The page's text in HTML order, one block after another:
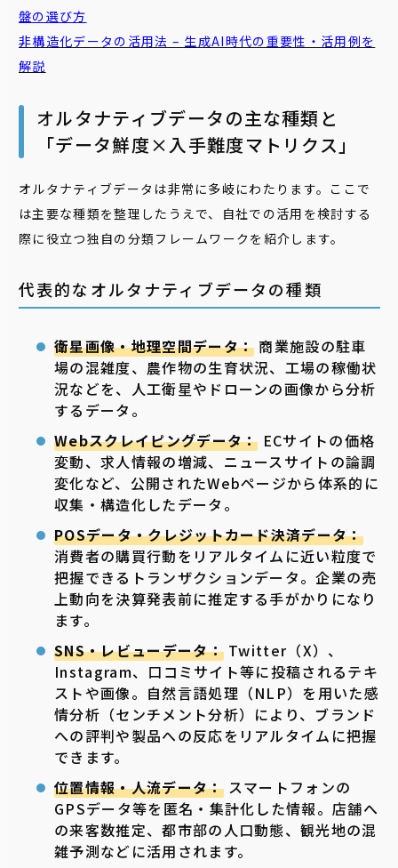
盤の選び方
非構造化データの活用法 – 生成AI時代の重要性・活用例を
解説
オルタナティブデータの主な種類と
「データ鮮度×入手難度マトリクス」
オルタナティブデータは非常に多岐にわたります。ここで
は主要な種類を整理したうえで、自社での活用を検討する
際に役立つ独自の分類フレームワークを紹介します。
代表的なオルタナティブデータの種類
衛星画像・地理空間データ： 商業施設の駐車
場の混雑度、農作物の生育状況、工場の稼働状
況などを、人工衛星やドローンの画像から分析
するデータ。
Webスクレイピングデータ： ECサイトの価格
変動、求人情報の増減、ニュースサイトの論調
変化など、公開されたWebページから体系的に
収集・構造化したデータ。
POSデータ・クレジットカード決済データ：
消費者の購買行動をリアルタイムに近い粒度で
把握できるトランザクションデータ。企業の売
上動向を決算発表前に推定する手がかりになり
ます。
SNS・レビューデータ：Twitter（X）、
Instagram、口コミサイト等に投稿されるテキ
ストや画像。自然言語処理（NLP）を用いた感
情分析（センチメント分析）により、ブランド
への評判や製品への反応をリアルタイムに把握
できます。
位置情報・人流データ：スマートフォンの
GPSデータ等を匿名・集計化した情報。店舗へ
の来客数推定、都市部の人口動態、観光地の混
雑予測などに活用されます。